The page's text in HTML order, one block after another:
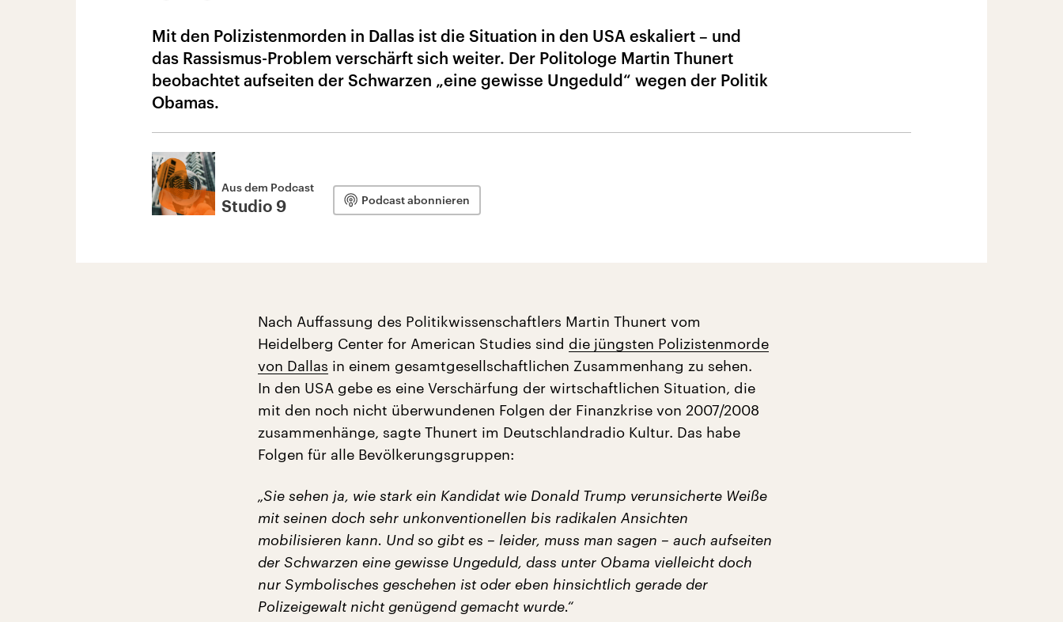
Mit den Polizistenmorden in Dallas ist die Situation in den USA eskaliert – und
das Rassismus-Problem verschärft sich weiter. Der Politologe Martin Thunert
beobachtet aufseiten der Schwarzen „eine gewisse Ungeduld“ wegen der Politik
Obamas.
Aus dem Podcast
Studio 9 Podcast abonnieren
Nach Auffassung des Politikwissenschaftlers Martin Thunert vom
Heidelberg Center for American Studies sind die jüngsten Polizistenmorde
von Dallas in einem gesamtgesellschaftlichen Zusammenhang zu sehen.
In den USA gebe es eine Verschärfung der wirtschaftlichen Situation, die
mit den noch nicht überwundenen Folgen der Finanzkrise von 2007/2008
zusammenhänge, sagte Thunert im Deutschlandradio Kultur. Das habe
Folgen für alle Bevölkerungsgruppen:
„Sie sehen ja, wie stark ein Kandidat wie Donald Trump verunsicherte Weiße
mit seinen doch sehr unkonventionellen bis radikalen Ansichten
mobilisieren kann. Und so gibt es – leider, muss man sagen – auch aufseiten
der Schwarzen eine gewisse Ungeduld, dass unter Obama vielleicht doch
nur Symbolisches geschehen ist oder eben hinsichtlich gerade der
Polizeigewalt nicht genügend gemacht wurde.“